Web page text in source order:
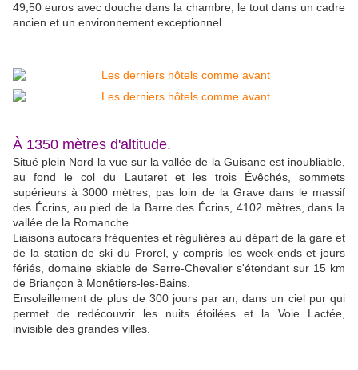
49,50 euros avec douche dans la chambre, le tout dans un cadre
ancien et un environnement exceptionnel.
À 1350 mètres d'altitude.
Situé plein Nord la vue sur la vallée de la Guisane est inoubliable,
au fond le col du Lautaret et les trois Évêchés, sommets
supérieurs à 3000 mètres, pas loin de la Grave dans le massif
des Écrins, au pied de la Barre des Écrins, 4102 mètres, dans la
vallée de la Romanche.
Liaisons autocars fréquentes et régulières au départ de la gare et
de la station de ski du Prorel, y compris les week-ends et jours
fériés, domaine skiable de Serre-Chevalier s'étendant sur 15 km
de Briançon à Monêtiers-les-Bains.
Ensoleillement de plus de 300 jours par an, dans un ciel pur qui
permet de redécouvrir les nuits étoilées et la Voie Lactée,
invisible des grandes villes.